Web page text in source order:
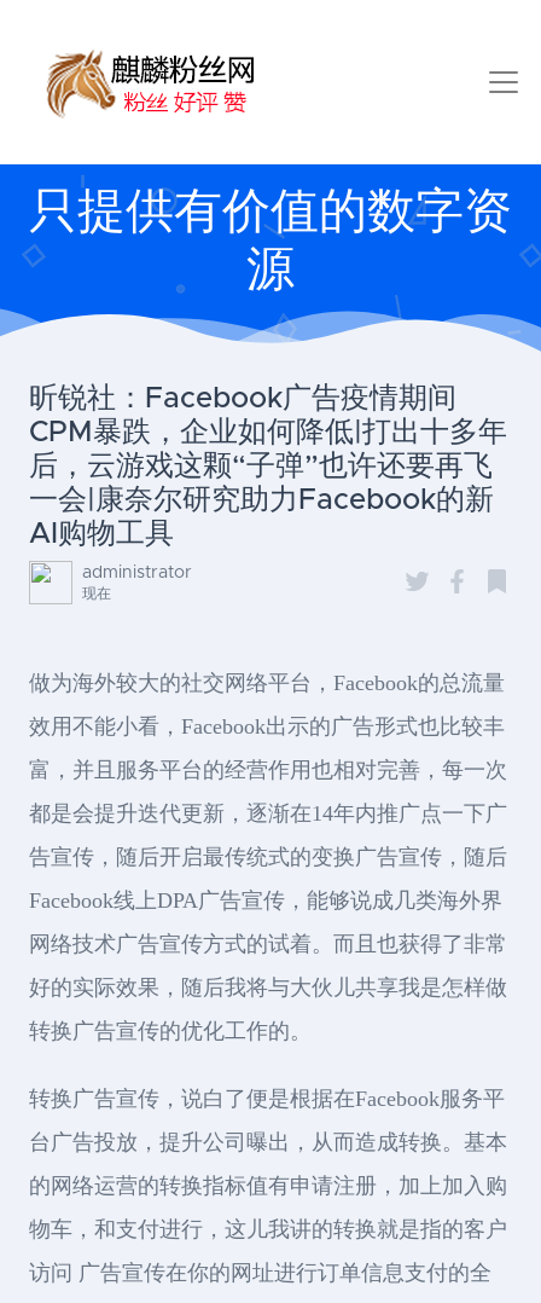
只提供有价值的数字资
源
昕锐社：Facebook广告疫情期间
CPM暴跌，企业如何降低|打出十多年
后，云游戏这颗“子弹”也许还要再飞
一会|康奈尔研究助力Facebook的新
AI购物工具
administrator
现在
做为海外较大的社交网络平台，Facebook的总流量
效用不能小看，Facebook出示的广告形式也比较丰
富，并且服务平台的经营作用也相对完善，每一次
都是会提升迭代更新，逐渐在14年内推广点一下广
告宣传，随后开启最传统式的变换广告宣传，随后
Facebook线上DPA广告宣传，能够说成几类海外界
网络技术广告宣传方式的试着。而且也获得了非常
好的实际效果，随后我将与大伙儿共享我是怎样做
转换广告宣传的优化工作的。
转换广告宣传，说白了便是根据在Facebook服务平
台广告投放，提升公司曝出，从而造成转换。基本
的网络运营的转换指标值有申请注册，加上加入购
物车，和支付进行，这儿我讲的转换就是指的客户
访问 广告宣传在你的网址进行订单信息支付的全